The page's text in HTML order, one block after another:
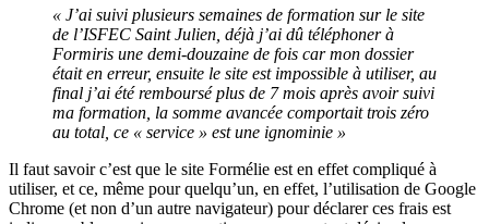
« J’ai suivi plusieurs semaines de formation sur le site
de l’ISFEC Saint Julien, déjà j’ai dû téléphoner à
Formiris une demi-douzaine de fois car mon dossier
était en erreur, ensuite le site est impossible à utiliser, au
final j’ai été remboursé plus de 7 mois après avoir suivi
ma formation, la somme avancée comportait trois zéro
au total, ce « service » est une ignominie »
Il faut savoir c’est que le site Formélie est en effet compliqué à
utiliser, et ce, même pour quelqu’un, en effet, l’utilisation de Google
Chrome (et non d’un autre navigateur) pour déclarer ces frais est